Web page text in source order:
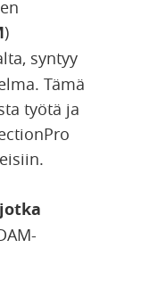
)
syntyy
Tämä
työtä ja